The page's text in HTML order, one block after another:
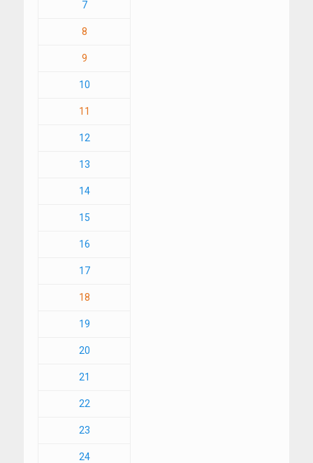
7
8
9
10
11
12
13
14
15
16
17
18
19
20
21
22
23
24